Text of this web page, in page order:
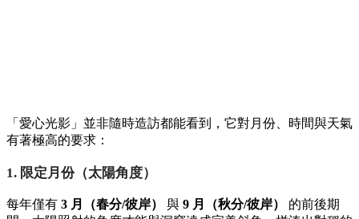
「愛心光影」並非隨時造訪都能看到，它對月份、時間與天氣
有著極高的要求：
1. 限定月份（太陽角度）
每年僅有 3 月（春分/彼岸） 與 9 月（秋分/彼岸）
的前後期